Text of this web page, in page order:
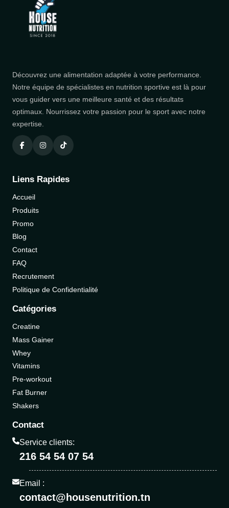
Découvrez une alimentation adaptée à votre performance.
Notre équipe de spécialistes en nutrition sportive est là pour
vous guider vers une meilleure santé et des résultats
optimaux. Nourrissez votre passion pour le sport avec notre
expertise.
Liens Rapides
Accueil
Produits
Promo
Blog
Contact
FAQ
Recrutement
Politique de Confidentialité
Catégories
Creatine
Mass Gainer
Whey
Vitamins
Pre-workout
Fat Burner
Shakers
Contact
Service clients:
216 54 54 07 54
Email :
contact@housenutrition.tn